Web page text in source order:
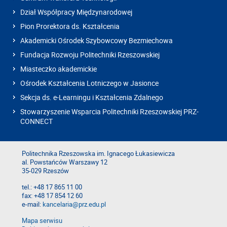
Dział Współpracy Międzynarodowej
Pion Prorektora ds. Kształcenia
Akademicki Ośrodek Szybowcowy Bezmiechowa
Fundacja Rozwoju Politechniki Rzeszowskiej
Miasteczko akademickie
Ośrodek Kształcenia Lotniczego w Jasionce
Sekcja ds. e-Learningu i Kształcenia Zdalnego
Stowarzyszenie Wsparcia Politechniki Rzeszowskiej PRZ-
CONNECT
Politechnika Rzeszowska im. Ignacego Łukasiewicza
al. Powstańców Warszawy 12
35-029 Rzeszów
tel.: +48 17 865 11 00
fax: +48 17 854 12 60
e-mail:kancelaria@prz.edu.pl
Mapa serwisu